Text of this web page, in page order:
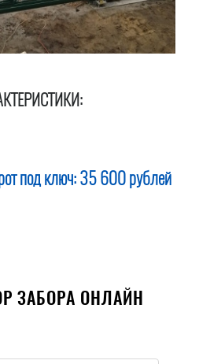
под ключ: 35 600 рублей
ЗАБОРА ОНЛАЙН